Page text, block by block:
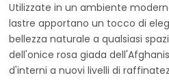
Utilizzate in un ambiente
lastre apportano un tocco di
bellezza naturale a qualsiasi
dell'onice rosa giada
d'interni a nuovi livelli di